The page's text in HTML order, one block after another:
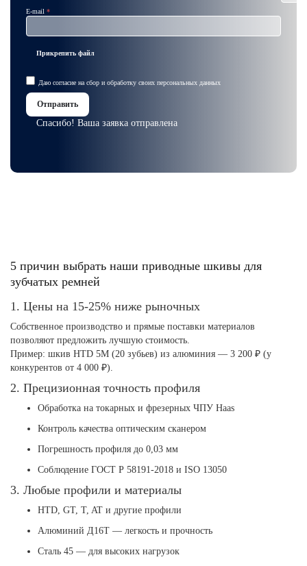
E-mail
Прикрепить файл
Даю согласие на сбор и обработку своих персональных данных
Отправить
Спасибо! Ваша заявка отправлена
5 причин выбрать наши приводные шкивы для
зубчатых ремней
1. Цены на 15-25% ниже рыночных
Собственное производство и прямые поставки материалов
позволяют предложить лучшую стоимость.
Пример: шкив HTD 5M (20 зубьев) из алюминия — 3 200 ₽ (у
конкурентов от 4 000 ₽).
2. Прецизионная точность профиля
Обработка на токарных и фрезерных ЧПУ Haas
Контроль качества оптическим сканером
Погрешность профиля до 0,03 мм
Соблюдение ГОСТ Р 58191-2018 и ISO 13050
3. Любые профили и материалы
HTD, GT, T, AT и другие профили
Алюминий Д16Т — легкость и прочность
Сталь 45 — для высоких нагрузок